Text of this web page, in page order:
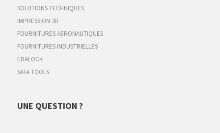
SOLUTIONS TECHNIQUES
IMPRESSION 3D
FOURNITURES AERONAUTIQUES
FOURNITURES INDUSTRIELLES
EDALOCK
SATA TOOLS
UNE QUESTION ?